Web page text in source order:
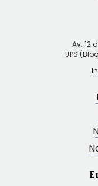
Av. 12
UPS